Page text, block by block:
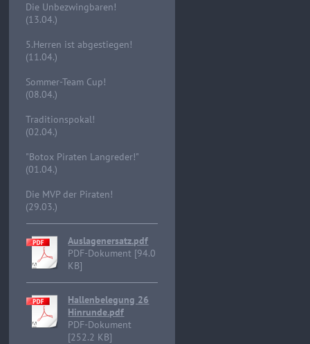
Die Unbezwingbaren!
(13.04.)
5.Herren ist abgestiegen!
(11.04.)
Sommer-Team Cup!
(08.04.)
Traditionspokal!
(02.04.)
"Botox Piraten Langreder!"
(01.04.)
Die MVP der Piraten!
(29.03.)
Auslagenersatz.pdf
PDF-Dokument [94.0
KB]
Hallenbelegung 26
Hinrunde.pdf
PDF-Dokument
[252.2 KB]